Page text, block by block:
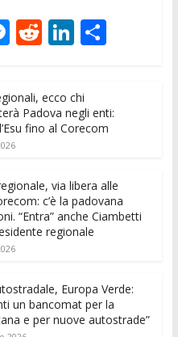
M
ss
e
n
er
R
di
t
Li
k
e
dI
C
di
vi
ecco chi
Padova negli enti:
fino al Corecom
via libera alle
c’è la padovana
“Entra” anche Ciambetti
regionale
Europa Verde:
un bancomat per la
e per nuove autostrade”